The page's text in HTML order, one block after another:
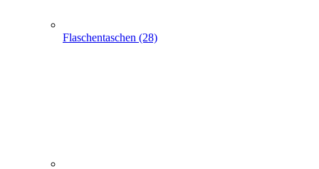
Flaschentaschen (28)